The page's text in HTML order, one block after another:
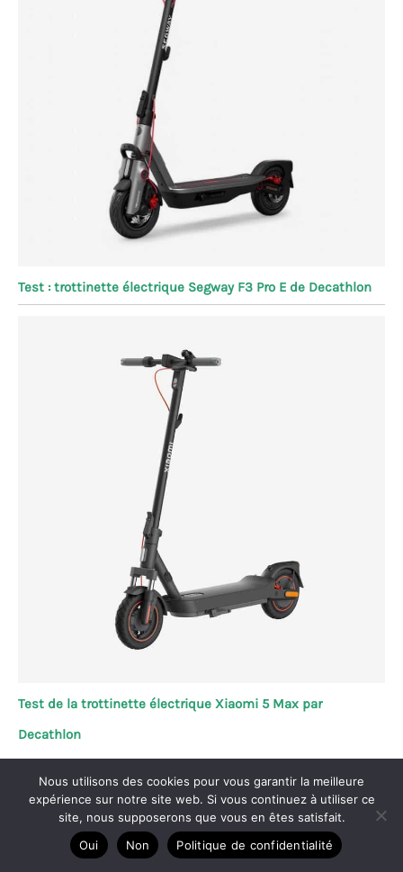
Test : trottinette électrique Segway F3 Pro E de Decathlon
Test de la trottinette électrique Xiaomi 5 Max par
Decathlon
Copyright © 2026 Vélo passion
A propos
Nous utilisons des cookies pour vous garantir la meilleure
expérience sur notre site web. Si vous continuez à utiliser ce
site, nous supposerons que vous en êtes satisfait.
Oui
Non Politique de confidentialité